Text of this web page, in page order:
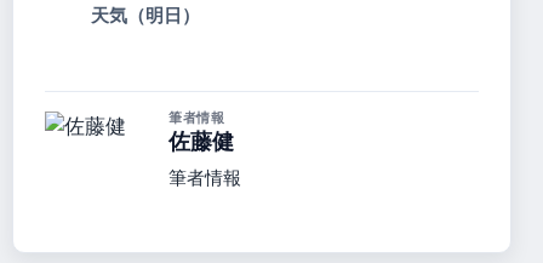
天気（明日）
筆者情報
佐藤健
筆者情報